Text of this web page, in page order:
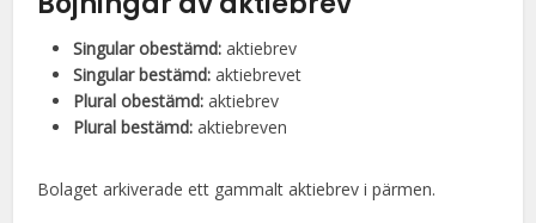
Singular obestämd: aktiebrev
Singular bestämd: aktiebrevet
Plural obestämd: aktiebrev
Plural bestämd: aktiebreven
Bolaget arkiverade ett gammalt aktiebrev i pärmen.